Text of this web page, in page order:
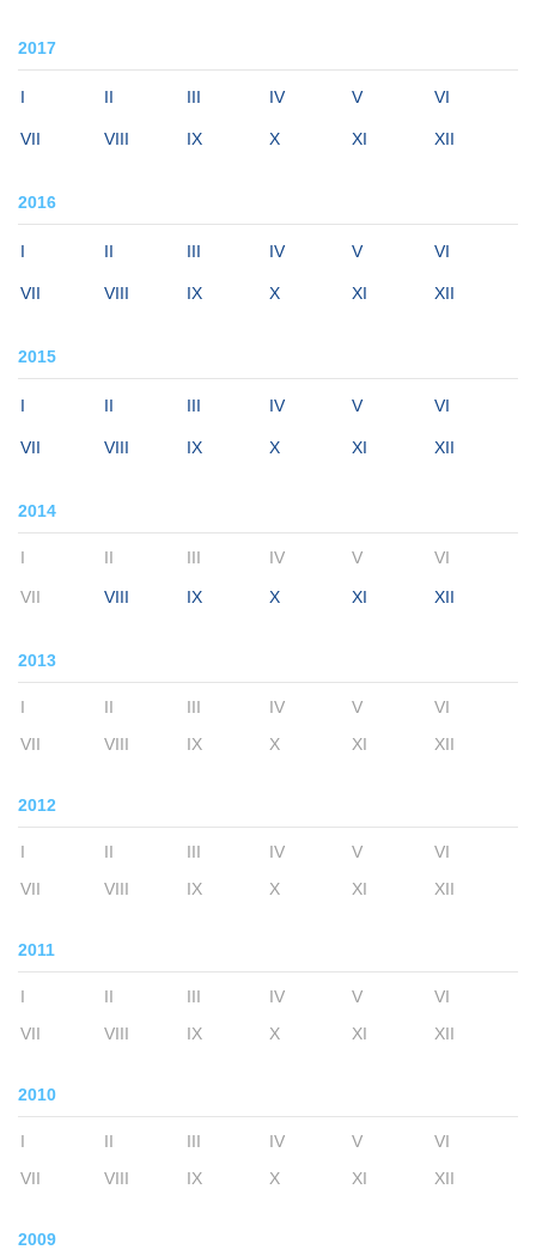
2017
I II III IV V VI
VII VIII IX X XI XII
2016
I II III IV V VI
VII VIII IX X XI XII
2015
I II III IV V VI
VII VIII IX X XI XII
2014
I II III IV V VI
VII VIII IX X XI XII
2013
I II III IV V
VI
VII
VIII IX X XI XII
2012
I II III IV V
VI
VII
VIII IX X XI XII
2011
I II III IV V
VI
VII
VIII IX X XI XII
2010
I II III IV V
VI
VII
VIII IX X XI XII
2009